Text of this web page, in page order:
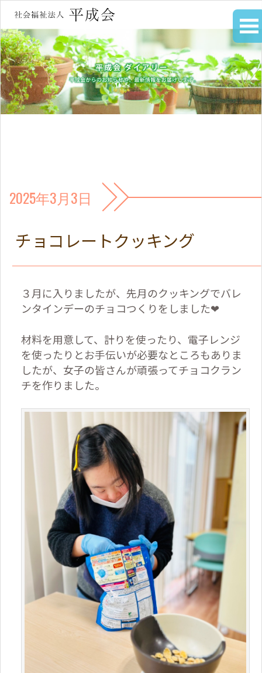
2025年3月3日
チョコレートクッキング
３月に入りましたが、先月のクッキングでバレ
ンタインデーのチョコつくりをしました❤
材料を用意して、計りを使ったり、電子レンジ
を使ったりとお手伝いが必要なところもありま
したが、女子の皆さんが頑張ってチョコクラン
チを作りました。